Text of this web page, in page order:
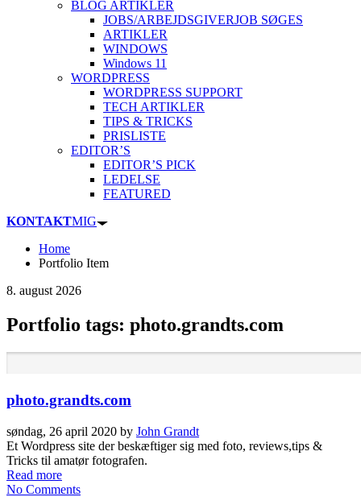
BLOG ARTIKLER
JOBS/ARBEJDSGIVERJOB SØGES
ARTIKLER
WINDOWS
Windows 11
WORDPRESS
WORDPRESS SUPPORT
TECH ARTIKLER
TIPS & TRICKS
PRISLISTE
EDITOR’S
EDITOR’S PICK
LEDELSE
FEATURED
KONTAKTMIG
Home
Portfolio Item
8. august 2026
Portfolio tags: photo.grandts.com
photo.grandts.com
søndag, 26 april 2020 by John Grandt
Et Wordpress site der beskæftiger sig med foto, reviews,tips &
Tricks til amatør fotografen.
Read more
No Comments